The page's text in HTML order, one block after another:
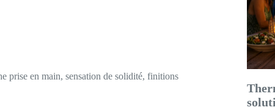
prise en main, sensation de solidité, finitions